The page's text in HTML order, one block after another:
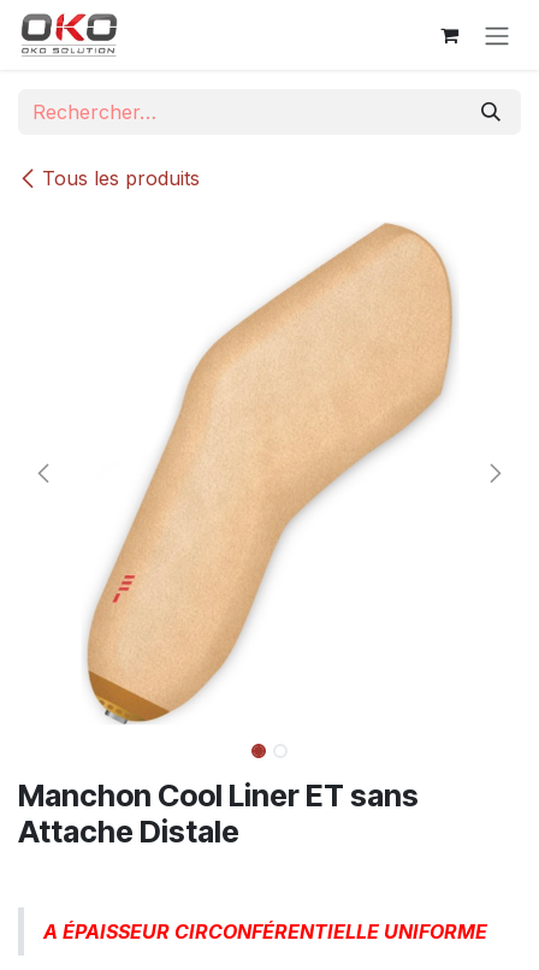
Se rendre au contenu
Tous les produits
Manchon Cool Liner ET sans
Attache Distale
A ÉPAISSEUR CIRCONFÉRENTIELLE UNIFORME